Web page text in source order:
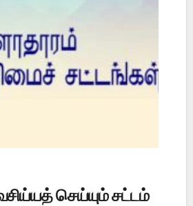
செய்யும் சட்டம்